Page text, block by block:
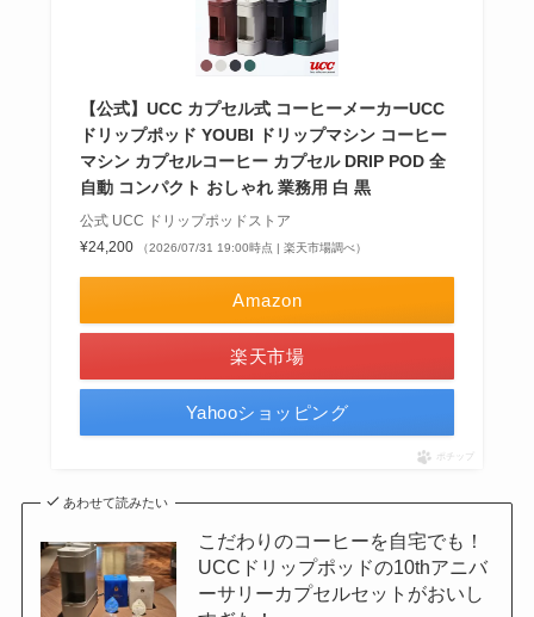
【公式】UCC カプセル式 コーヒーメーカーUCC
ドリップポッド YOUBI ドリップマシン コーヒー
マシン カプセルコーヒー カプセル DRIP POD 全
自動 コンパクト おしゃれ 業務用 白 黒
公式 UCC ドリップポッドストア
¥24,200
（2026/07/31 19:00時点 | 楽天市場調べ）
Amazon
楽天市場
Yahooショッピング
ポチップ
あわせて読みたい
こだわりのコーヒーを自宅でも！
UCCドリップポッドの10thアニバ
ーサリーカプセルセットがおいし